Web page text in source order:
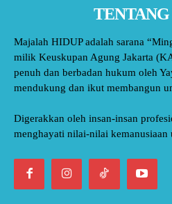
Majalah HIDUP adalah sarana
milik Keuskupan Agung Jakarta
penuh dan berbadan hukum oleh
mendukung dan ikut membangun
Digerakkan oleh insan-insan
menghayati nilai-nilai kemanusiaan